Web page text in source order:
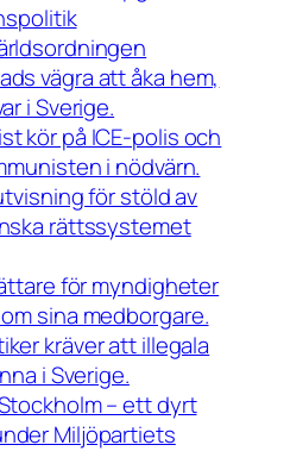
vägra att åka hem,
i Sverige.
kör på ICE-polis och
i nödvärn.
för stöld av
rättssystemet
för myndigheter
sina medborgare.
kräver att illegala
i Sverige.
– ett dyrt
Miljöpartiets